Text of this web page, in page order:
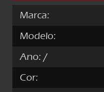
Marca:
Modelo:
Ano: /
Cor: